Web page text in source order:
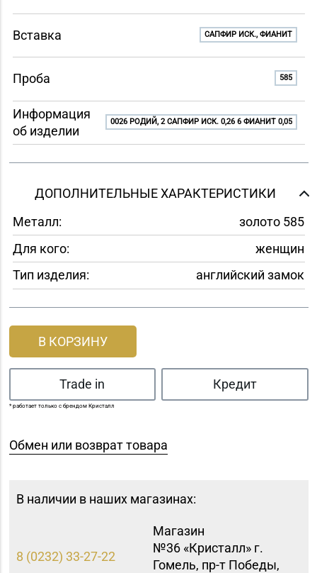
Вставка САПФИР ИСК., ФИАНИТ
Проба 585
Информация
об изделии
0026 РОДИЙ, 2 САПФИР ИСК. 0,26 6 ФИАНИТ 0,05
ДОПОЛНИТЕЛЬНЫЕ ХАРАКТЕРИСТИКИ
Металл:
золото 585
Для кого:
женщин
Тип изделия:
английский замок
В КОРЗИНУ
Trade in Кредит
* работает только с брендом Кристалл
Обмен или возврат товара
В наличии в наших магазинах:
8 (0232) 33-27-22
Магазин
№36 «Кристалл» г.
Гомель, пр-т Победы,